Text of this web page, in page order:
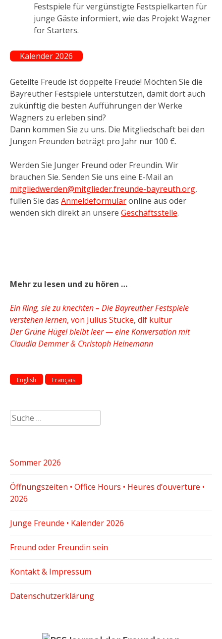
Festspiele für vergünstigte Festspielkarten für
junge Gäste informiert, wie das Projekt Wagner
for Starters.
Kalender 2026
Geteilte Freude ist doppelte Freude! Möchten Sie die
Bayreuther Festspiele unterstützen, damit dort auch
zukünftig die besten Aufführungen der Werke
Wagners zu erleben sind?
Dann kommen Sie zu uns. Die Mitgliedschaft bei den
Jungen Freunden beträgt pro Jahr nur 100 €.
Werden Sie Junger Freund oder Freundin. Wir
brauchen Sie. Senden Sie uns eine E-Mail an
mitgliedwerden@mitglieder.freunde-bayreuth.org,
füllen Sie das Anmeldeformularonline aus oder
wenden sich direkt an unsere Geschäftsstelle.
Mehr zu lesen und zu hören …
Ein Ring, sie zu knechten – Die Bayreuther Festspiele
verstehen lernen, von Julius Stucke, dlf kultur
Der Grüne Hügel bleibt leer — eine Konversation mit
Claudia Demmer & Christoph Heinemann
English Français
Suche
nach:
Sommer 2026
Öffnungszeiten • Office Hours • Heures d’ouverture •
2026
Junge Freunde • Kalender 2026
Freund oder Freundin sein
Kontakt & Impressum
Datenschutzerklärung